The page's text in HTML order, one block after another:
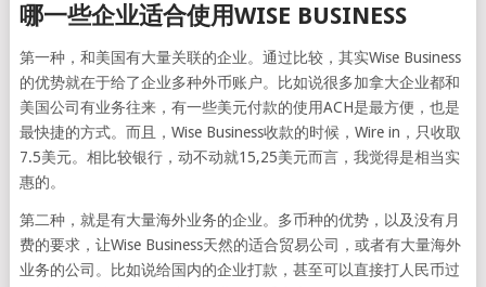
哪一些企业适合使用WISE BUSINESS
第一种，和美国有大量关联的企业。通过比较，其实Wise Business
的优势就在于给了企业多种外币账户。比如说很多加拿大企业都和
美国公司有业务往来，有一些美元付款的使用ACH是最方便，也是
最快捷的方式。而且，Wise Business收款的时候，Wire in，只收取
7.5美元。相比较银行，动不动就15,25美元而言，我觉得是相当实
惠的。
第二种，就是有大量海外业务的企业。多币种的优势，以及没有月
费的要求，让Wise Business天然的适合贸易公司，或者有大量海外
业务的公司。比如说给国内的企业打款，甚至可以直接打人民币过